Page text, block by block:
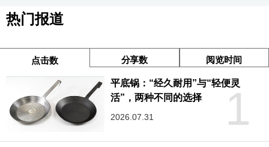
热门报道
点击数 分享数 阅览时间
1
平底锅：“经久耐用”与“轻便灵
活”，两种不同的选择
2026.07.31